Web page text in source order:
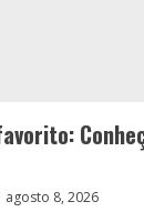
agosto 8, 2026